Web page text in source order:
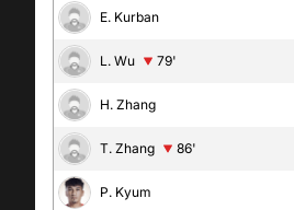
E. Kurban
L. Wu 79'
H. Zhang
T. Zhang 86'
P. Kyum